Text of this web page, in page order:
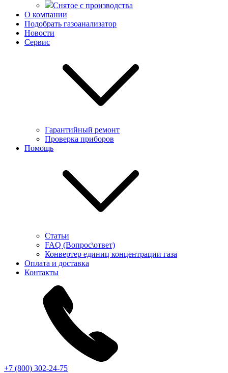
Снятое с производства
О компании
Подобрать газоанализатор
Новости
Сервис
Гарантийный ремонт
Проверка приборов
Помощь
Статьи
FAQ (Вопрос\ответ)
Конвертер единиц концентрации газа
Оплата и доставка
Контакты
+7 (800) 302-24-75